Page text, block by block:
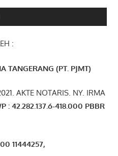
:
TANGERANG (PT. PJMT)
AKTE NOTARIS. NY. IRMA
P : 42.282.137.6-418.000 PBBR
11444257,